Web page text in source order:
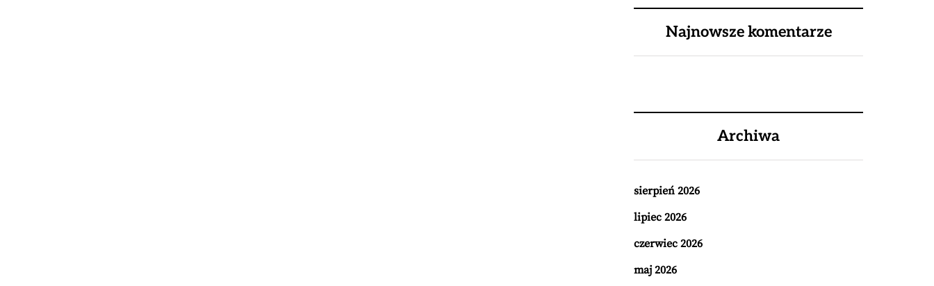
Najnowsze komentarze
Archiwa
sierpień 2026
lipiec 2026
czerwiec 2026
maj 2026